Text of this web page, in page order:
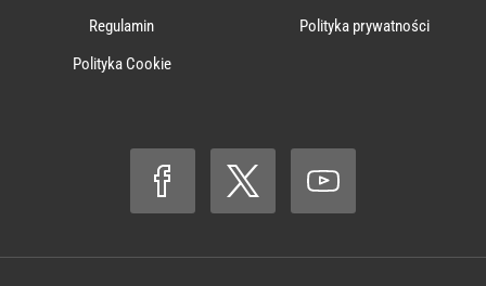
Regulamin
Polityka prywatności
Polityka Cookie